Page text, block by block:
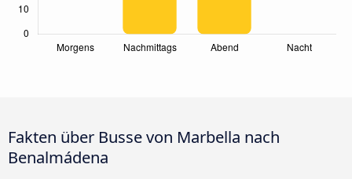
Fakten über Busse von Marbella nach
Benalmádena